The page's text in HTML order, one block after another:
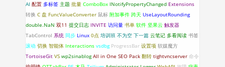
AI 配置 多标签 主题 批量 ComboBox INotifyPropertyChanged Extensions
转换 C 盘 FuncValueConverter 鼠标 附加事件 跨天 UseLayoutRounding
double.NaN 双11 提交日志 INVITE 访问量 书单 软件 坚果云 触发器
TabControl 系统 同步 Linux 0点 培训班 不为空 下一篇 云笔记 多看阅读 书签
滚动 切换 智能体 Interactions vsdbg ProgressBar 设置项 软媒魔方
TortoiseGit VS wp2sinablog All in One SEO Pack 翻转 tightvncserver 命令